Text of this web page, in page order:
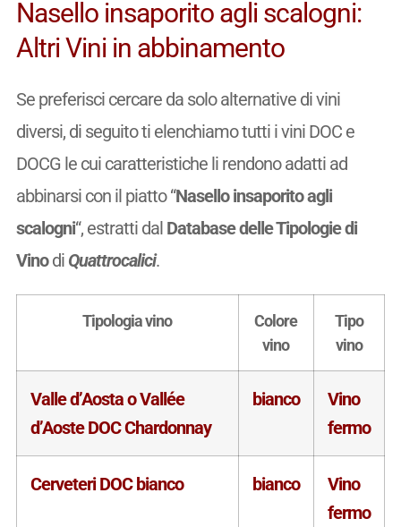
Nasello insaporito agli scalogni:
Altri Vini in abbinamento
Se preferisci cercare da solo alternative di vini
diversi, di seguito ti elenchiamo tutti i vini DOC e
DOCG le cui caratteristiche li rendono adatti ad
abbinarsi con il piatto “Nasello insaporito agli
scalogni“, estratti dal Database delle Tipologie di
Vinodi Quattrocalici.
Tipologia vino
Colore
vino
Tipo
vino
Valle d’Aosta o Vallée
d’Aoste DOC Chardonnay
bianco
Vino
fermo
Cerveteri DOC bianco bianco
Vino
fermo